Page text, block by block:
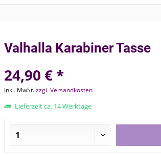
Valhalla Karabiner Tasse
24,90 € *
inkl. MwSt.zzgl. Versandkosten
Lieferzeit ca. 14 Werktage